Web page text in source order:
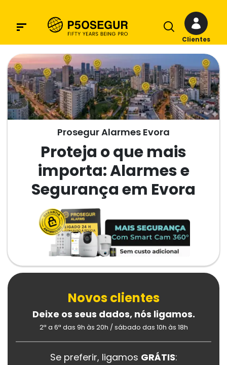
Clientes
Prosegur Alarmes Evora
Proteja o que mais
importa: Alarmes e
Segurança em Evora
Novos clientes
Deixe os seus dados, nós ligamos.
2ª a 6ª das 9h às 20h /sábado das 10h às 18h
Se preferir, ligamos GRÁTIS: